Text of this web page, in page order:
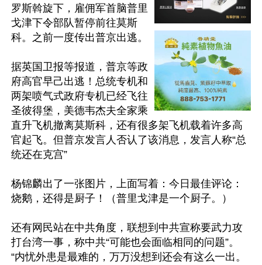
罗斯斡旋下，雇佣军首脑普里
戈津下令部队暂停前往莫斯
科。之前一度传出普京出逃。
据英国卫报等报道，普京等政
府高官早己出逃！总统专机和
两架喷气式政府专机已经飞往
圣彼得堡，美德韦杰夫全家乘
直升飞机撤离莫斯科，还有很多架飞机载着许多高
官起飞。但普京发言人否认了该消息，发言人称“总
统还在克宫”
杨锦麟出了一张图片，上面写着：今日最佳评论：
烧鹅，还得是厨子！（普里戈津是一个厨子。）
还有网民站在中共角度，联想到中共宣称要武力攻
打台湾一事，称中共“可能也会面临相同的问题”。
“内忧外患是最难的，万万没想到还会有这么一出。